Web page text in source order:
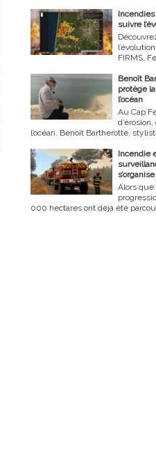
suivre
FIRMS,
Benoît
protège
l’océan
Au Cap
l’océan. Benoît Bartherotte,
Incendie
s’organise
Alors que
000 hectares ont déjà été